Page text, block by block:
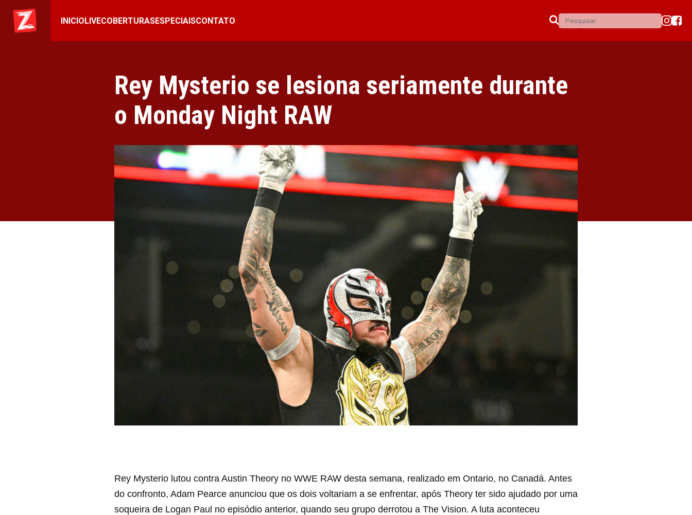
INICIOLIVECOBERTURASESPECIAISCONTATO
Rey Mysterio se lesiona seriamente durante
o Monday Night RAW
Rey Mysterio lutou contra Austin Theory no WWE RAW desta semana, realizado em Ontario, no Canadá. Antes
do confronto, Adam Pearce anunciou que os dois voltariam a se enfrentar, após Theory ter sido ajudado por uma
soqueira de Logan Paul no episódio anterior, quando seu grupo derrotou a The Vision. A luta aconteceu